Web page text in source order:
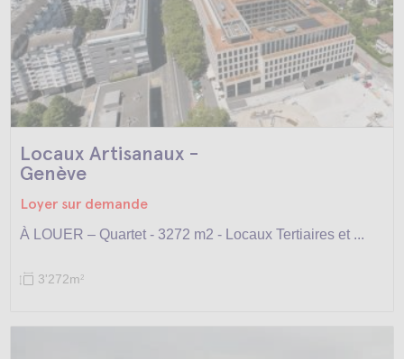
Locaux Artisanaux -
Genève
Loyer sur demande
À LOUER – Quartet - 3272 m2 - Locaux Tertiaires et ...
3'272m2